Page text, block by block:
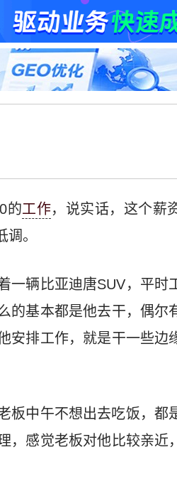
的工作，说实话，这个薪
。
一辆比亚迪唐SUV，平时
基本都是他去干，偶尔
安排工作，就是干一些边
板中午不想出去吃饭，都
，感觉老板对他比较亲近